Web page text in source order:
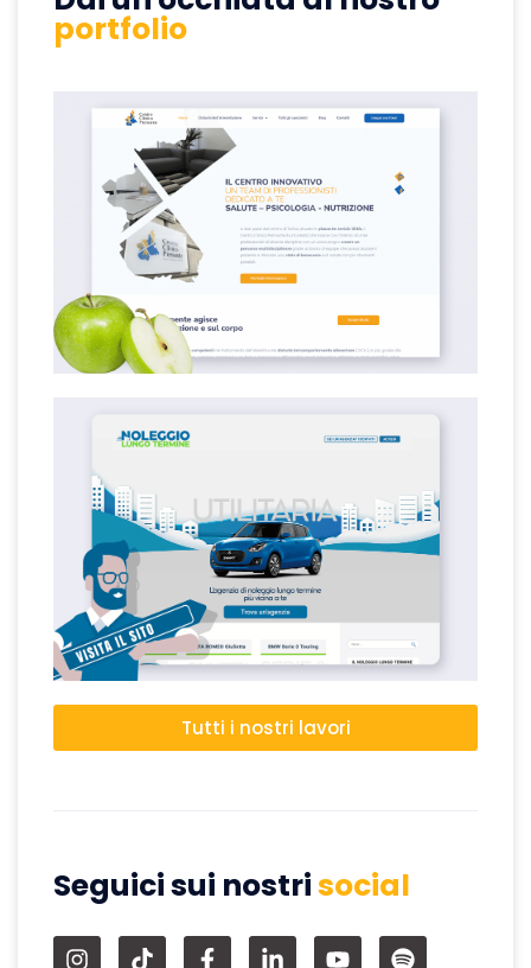
portfolio
Tutti i nostri lavori
Seguici sui nostrisocial